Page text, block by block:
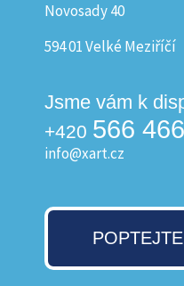
Novosady 40
594 01 Velké Meziříčí
Jsme vám k
+420 566
info@xart.cz